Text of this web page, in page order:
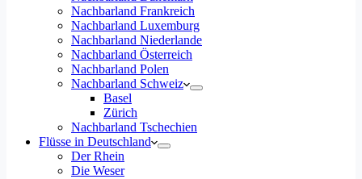
Nachbarland Frankreich
Nachbarland Luxemburg
Nachbarland Niederlande
Nachbarland Österreich
Nachbarland Polen
Nachbarland Schweiz
Basel
Zürich
Nachbarland Tschechien
Flüsse in Deutschland
Der Rhein
Die Weser